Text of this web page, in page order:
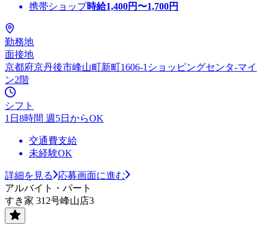
携帯ショップ時給1,400円〜1,700円
勤務地
面接地
京都府京丹後市峰山町新町1606-1ショッピングセンタ-マイ
ン2階
シフト
1日8時間 週5日からOK
交通費支給
未経験OK
詳細を見る
応募画面に進む
アルバイト・パート
すき家 312号峰山店3